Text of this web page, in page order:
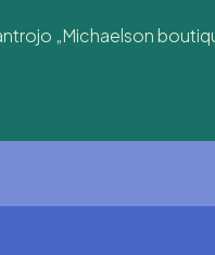
„Michaelson